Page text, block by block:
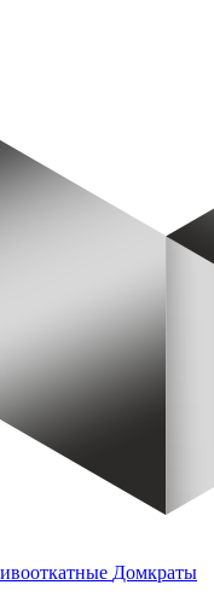
Домкраты